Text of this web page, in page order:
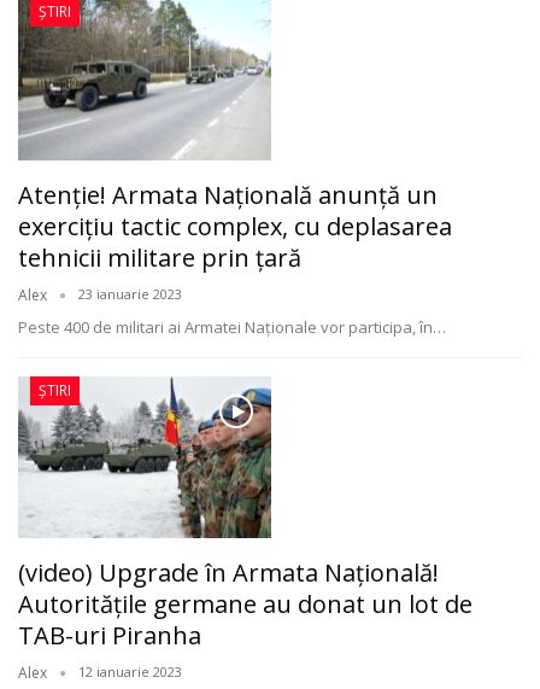
ȘTIRI
Atenţie! Armata Naţională anunţă un
exercițiu tactic complex, cu deplasarea
tehnicii militare prin ţară
Alex 23 ianuarie 2023
Peste 400 de militari ai Armatei Naţionale vor participa, în…
ȘTIRI
(video) Upgrade în Armata Naţională!
Autorităţile germane au donat un lot de
TAB-uri Piranha
Alex 12 ianuarie 2023